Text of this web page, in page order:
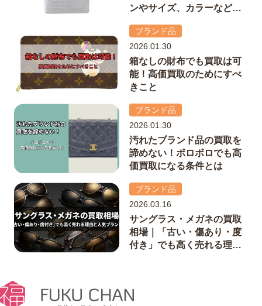
ンやサイズ、カラーなどを
ブランド品
2026.01.30
箱なしの財布でも買取は可
能！高価買取のためにすべ
きこと
ブランド品
2026.01.30
汚れたブランド品の買取を
諦めない！ボロボロでも高
価買取になる条件とは
ブランド品
2026.03.16
サングラス・メガネの買取
相場｜「古い・傷あり・度
付き」でも高く売れる理由